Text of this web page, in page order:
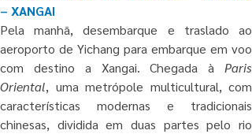
– XANGAI
Pela manhã, desembarque e traslado ao
aeroporto de Yichang para embarque em voo
com destino a Xangai. Chegada à Paris
Oriental, uma metrópole multicultural, com
características modernas e tradicionais
chinesas, dividida em duas partes pelo rio